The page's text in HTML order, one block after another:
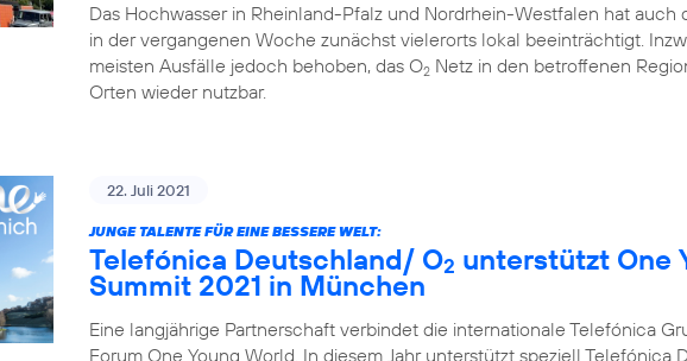
Das Hochwasser in Rheinland-Pfalz und Nordrhein-Westfalen hat auch
in der vergangenen Woche zunächst vielerorts lokal beeinträchtigt.
meisten Ausfälle jedoch behoben, das O2 Netz in den betroffenen
Orten wieder nutzbar.
22. Juli 2021
JUNGE TALENTE FÜR EINE BESSERE WELT:
Telefónica Deutschland/ O2 unterstützt One
Summit 2021 in München
Eine langjährige Partnerschaft verbindet die internationale Telefónica
Forum One Young World. In diesem Jahr unterstützt speziell Telefónica